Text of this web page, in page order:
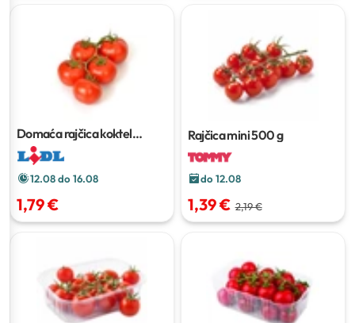
Domaća rajčica koktel
grappolo
12.08 do 16.08
1,79 €
Rajčica mini500 g
do 12.08
1,39 € 2,19 €